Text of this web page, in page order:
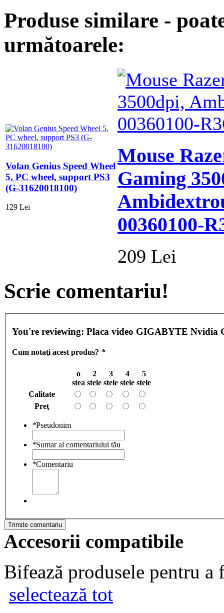
Produse similare -
următoarele:
Volan Genius Speed Wheel
5, PC wheel, support PS3
(G-31620018100)
129 Lei
Mouse
Gaming
00360100-
209 Lei
Scrie comentariu!
You're reviewing: Placa video GIGABYTE Nvidia
Cum notaţi acest produs? *
o
stea
2
stele
3
stele
4
stele
5
stele
Calitate
Preţ
*Pseudonim
*Sumar al comentariului tău
*Comentariu
Trimite comentariu
Accesorii compatibile
Bifează produsele pentru a
selectează tot